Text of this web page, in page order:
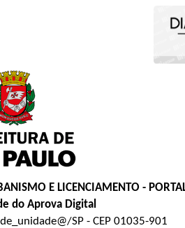
E LICENCIAMENTO -
do Aprova Digital
SP - CEP 01035-901